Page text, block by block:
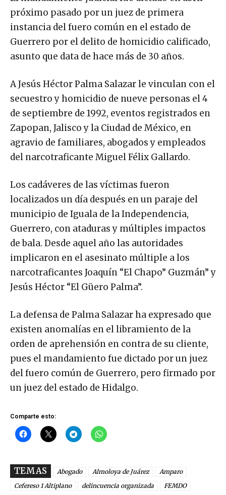
próximo pasado por un juez de primera
instancia del fuero común en el estado de
Guerrero por el delito de homicidio calificado,
asunto que data de hace más de 30 años.
A Jesús Héctor Palma Salazar le vinculan con el
secuestro y homicidio de nueve personas el 4
de septiembre de 1992, eventos registrados en
Zapopan, Jalisco y la Ciudad de México, en
agravio de familiares, abogados y empleados
del narcotraficante Miguel Félix Gallardo.
Los cadáveres de las víctimas fueron
localizados un día después en un paraje del
municipio de Iguala de la Independencia,
Guerrero, con ataduras y múltiples impactos
de bala. Desde aquel año las autoridades
implicaron en el asesinato múltiple a los
narcotraficantes Joaquín “El Chapo” Guzmán” y
Jesús Héctor “El Güero Palma”.
La defensa de Palma Salazar ha expresado que
existen anomalías en el libramiento de la
orden de aprehensión en contra de su cliente,
pues el mandamiento fue dictado por un juez
del fuero común de Guerrero, pero firmado por
un juez del estado de Hidalgo.
Comparte esto:
TEMAS Abogado Almoloya de Juárez
Amparo
Cefereso 1 Altiplano
delincuencia organizada
FEMDO